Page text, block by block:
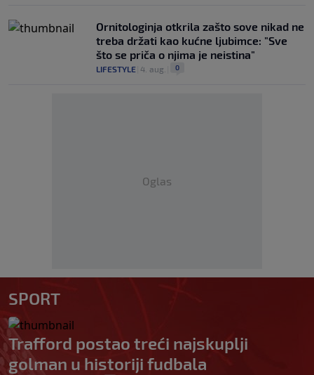
Ornitologinja otkrila zašto sove nikad ne
treba držati kao kućne ljubimce: "Sve
što se priča o njima je neistina"
LIFESTYLE 4. aug. 0
Oglas
SPORT
Trafford postao treći najskuplji
golman u historiji fudbala